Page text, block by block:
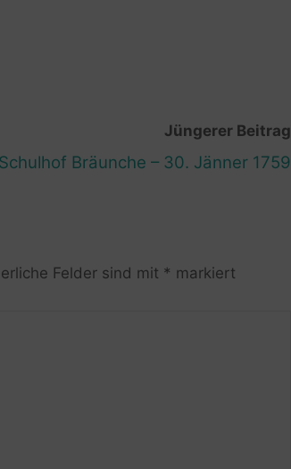
Jüngerer Beitrag
Schulhof Bräunche – 30. Jänner 1759
Felder sind mit * markiert